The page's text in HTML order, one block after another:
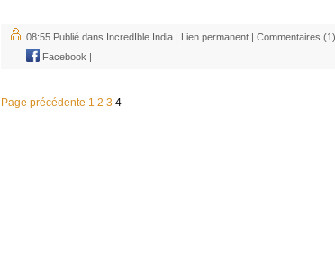
08:55 Publié dans IncredIble India | Lien permanent | Commentaires (1)
Facebook |
Page précédente 1 2 3 4